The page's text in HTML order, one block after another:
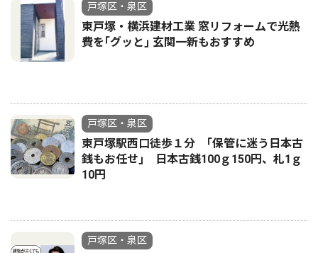
戸塚区・泉区
東戸塚・横浜建材工業 窓リフォームで光熱
費を｢グッと｣ 玄関一新もおすすめ
戸塚区・泉区
東戸塚駅西口徒歩１分 ｢保管に迷う日本古
銭もお任せ｣ 日本古銭100ｇ150円、札1ｇ
10円
戸塚区・泉区